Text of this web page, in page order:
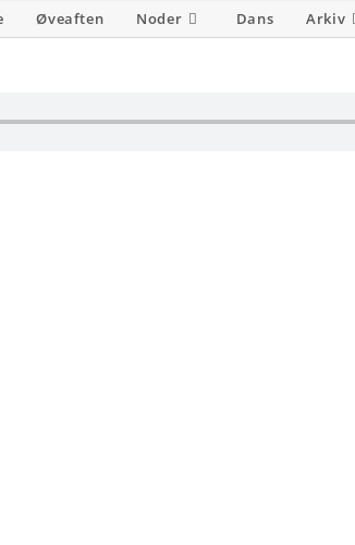
Øveaften Noder Dans Arkiv